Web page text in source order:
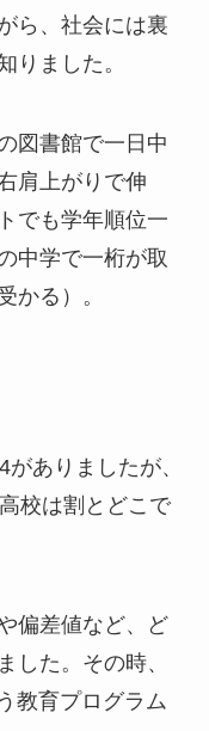
ら、社会には裏
りました。
図書館で一日中
肩上がりで伸
でも学年順位一
中学で一桁が取
かる）。
ありましたが、
校は割とどこで
偏差値など、ど
した。その時、
教育プログラム